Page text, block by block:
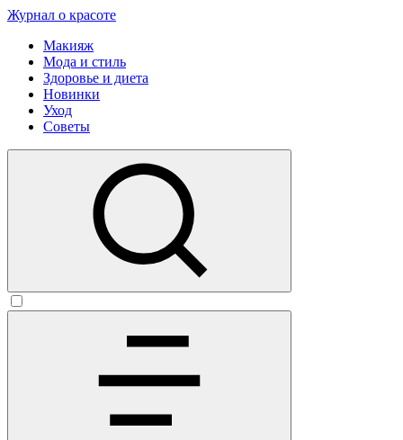
Журнал о красоте
Макияж
Мода и стиль
Здоровье и диета
Новинки
Уход
Советы